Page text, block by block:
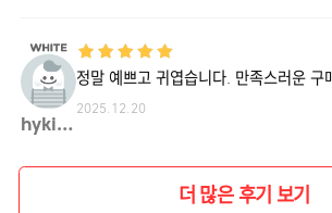
hyki0**
정말 예쁘고 귀엽습니다. 만족스러운 구
2025.12.20
더 많은 후기 보기